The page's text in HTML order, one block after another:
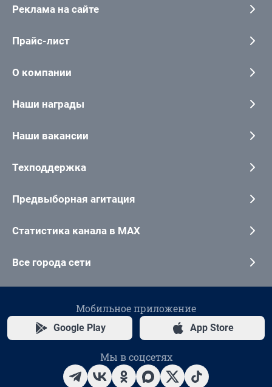
Реклама на сайте
Прайс-лист
О компании
Наши награды
Наши вакансии
Техподдержка
Предвыборная агитация
Статистика канала в MAX
Все города сети
Мобильное приложение
Google Play App Store
Мы в соцсетях